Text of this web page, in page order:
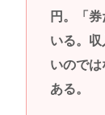
円。「
いる。
いので
ある。